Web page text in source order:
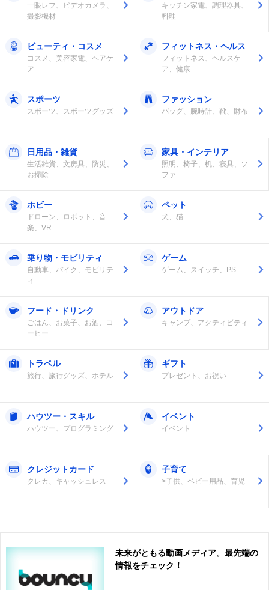
一眼レフ、ビデオカメラ、
撮影機材
キッチン家電、調理器具、
料理
ビューティ・コスメ
コスメ、美容家電、ヘアケ
ア
フィットネス・ヘルス
フィットネス、ヘルスケ
ア、健康
スポーツ
スポーツ、スポーツグッズ
ファッション
バッグ、腕時計、靴、財布
日用品・雑貨
生活雑貨、文房具、防災、
お掃除
家具・インテリア
照明、椅子、机、寝具、ソ
ファ
ホビー
ドローン、ロボット、音
楽、VR
ペット
犬、猫
乗り物・モビリティ
自動車、バイク、モビリテ
ィ
ゲーム
ゲーム、スイッチ、PS
フード・ドリンク
ごはん、お菓子、お酒、コ
ーヒー
アウトドア
キャンプ、アクティビティ
トラベル
旅行、旅行グッズ、ホテル
ギフト
プレゼント、お祝い
ハウツー・スキル
ハウツー、プログラミング
イベント
イベント
クレジットカード
クレカ、キャッシュレス
子育て
>子供、ベビー用品、育児
未来がともる動画メディア。最先端の
情報をチェック！